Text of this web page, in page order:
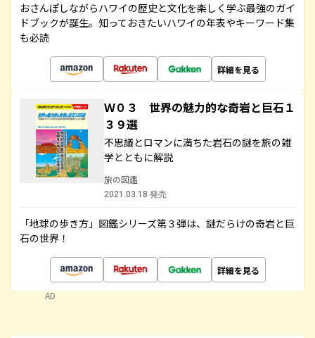
おさんぽしながらハワイの歴史と文化を楽しく学ぶ最強のガイ
ドブックが誕生。知っておきたいハワイの年表やキーワード集
も必読
詳細を見る
Ｗ０３ 世界の魅力的な奇岩と巨石１
３９選
不思議とロマンに満ちた岩石の謎を旅の雑
学とともに解説
旅の図鑑
2021.03.18 発売
「地球の歩き方」図鑑シリーズ第３弾は、謎だらけの奇岩と巨
石の世界！
詳細を見る
AD